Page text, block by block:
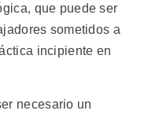
que puede ser
sometidos a
incipiente en
necesario un